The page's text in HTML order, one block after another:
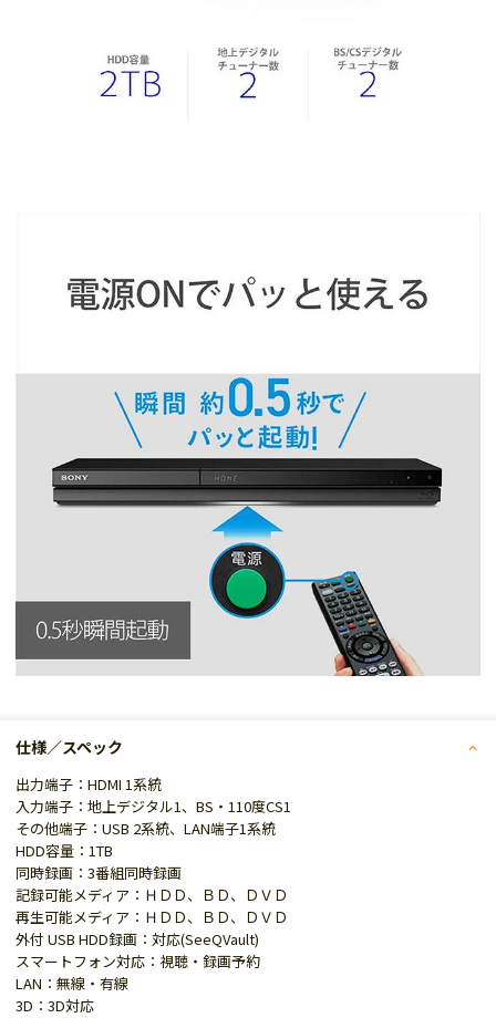
仕様／スペック
出力端子：HDMI 1系統
入力端子：地上デジタル1、BS・110度CS1
その他端子：USB 2系統、LAN端子1系統
HDD容量：1TB
同時録画：3番組同時録画
記録可能メディア：ＨＤＤ、ＢＤ、ＤＶＤ
再生可能メディア：ＨＤＤ、ＢＤ、ＤＶＤ
外付 USB HDD録画：対応(SeeQVault)
スマートフォン対応：視聴・録画予約
LAN：無線・有線
3D：3D対応